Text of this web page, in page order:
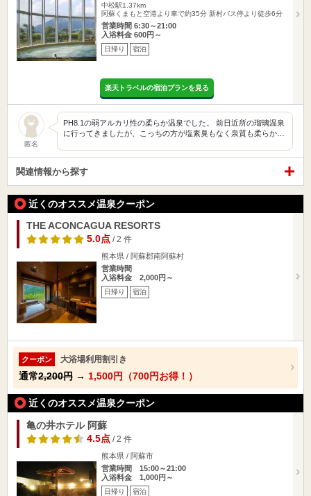
中松駅1.37km
阿蘇くまもと空港より車で約35分 新村バス停より徒歩6分
営業時間 6:30～21:00
入浴料金 600円～
日帰り 宿泊
楽天トラベルの宿泊プランを見る
匿名
PH8.1の弱アルカリ性の柔らか温泉でした。 前日近所の瑠璃温泉
に行ってきましたが、こっちの方が塩素臭もなく泉質も柔らか…
関連情報から探す
近くのオススメ温泉クーポン
THE ACONCAGUA RESORTS
5.0点/ 2 件
熊本県 / 阿蘇郡南阿蘇村
営業時間
入浴料金 2,000円～
日帰り 宿泊
クーポン 大浴場利用割引き
通常2,200円 → 1,500円（700円お得！）
近くのオススメ温泉クーポン
亀の井ホテル 阿蘇
4.5点/ 2 件
熊本県 / 阿蘇市
営業時間 15:00～21:00
入浴料金 1,000円～
日帰り 宿泊